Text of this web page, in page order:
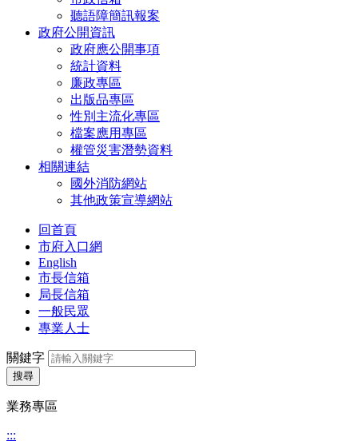
聽語障簡訊報案
政府公開資訊
政府應公開事項
統計資料
廉政專區
出版品專區
性別主流化專區
檔案應用專區
權管災害潛勢資料
相關連結
國外消防網站
其他政策宣導網站
回首頁
市府入口網
English
市長信箱
局長信箱
一般民眾
專業人士
關鍵字
搜尋
業務專區
:::